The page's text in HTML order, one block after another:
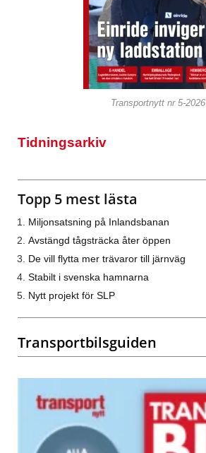
Transportnytt nr 5-2026
Tidningsarkiv
Topp 5 mest lästa
Miljonsatsning på Inlandsbanan
Avstängd tågsträcka åter öppen
De vill flytta mer trävaror till järnväg
Stabilt i svenska hamnarna
Nytt projekt för SLP
Transportbilsguiden